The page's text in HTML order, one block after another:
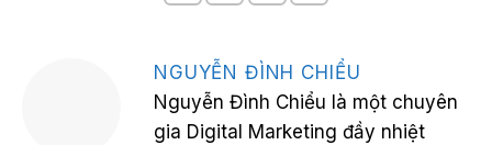
NGUYỄN ĐÌNH CHIỂU
Nguyễn Đình Chiểu là một chuyên
gia Digital Marketing đầy nhiệt